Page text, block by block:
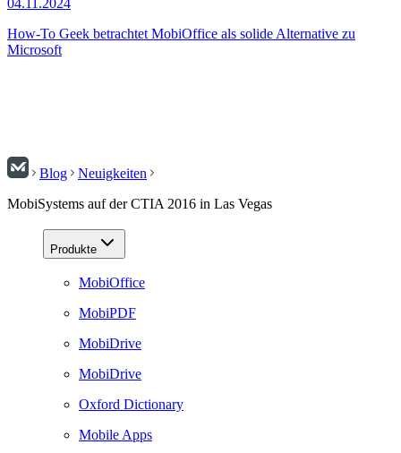
How-To Geek betrachtet MobiOffice als solide Alternative zu
Microsoft
Blog
Neuigkeiten
MobiSystems auf der CTIA 2016 in Las Vegas
Produkte
MobiOffice
MobiPDF
MobiDrive
MobiDrive
Oxford Dictionary
Mobile Apps